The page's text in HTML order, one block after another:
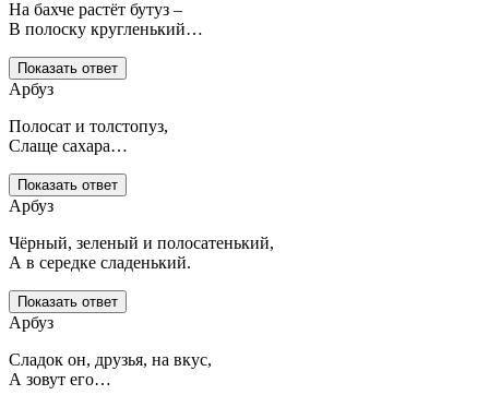
На бахче растёт бутуз –
В полоску кругленький…
Показать ответ
Арбуз
Полосат и толстопуз,
Слаще сахара…
Показать ответ
Арбуз
Чёрный, зеленый и полосатенький,
А в середке сладенький.
Показать ответ
Арбуз
Сладок он, друзья, на вкус,
А зовут его…